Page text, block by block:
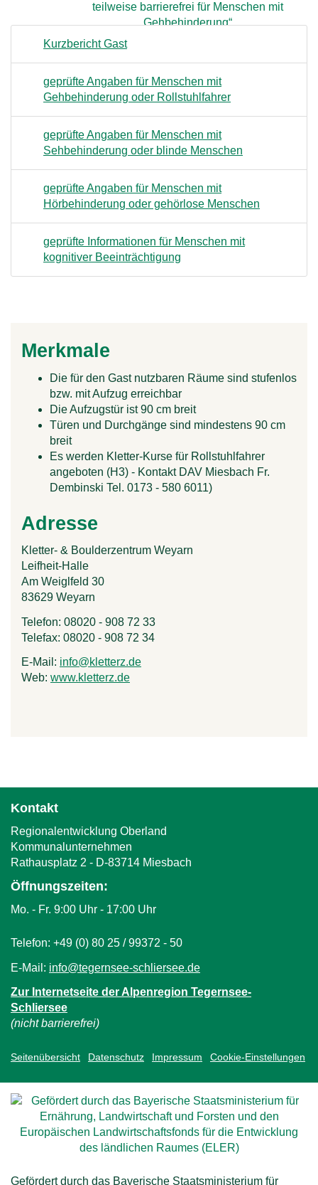
Kurzbericht Gast
geprüfte Angaben für Menschen mit
Gehbehinderung oder Rollstuhlfahrer
geprüfte Angaben für Menschen mit
Sehbehinderung oder blinde Menschen
geprüfte Angaben für Menschen mit
Hörbehinderung oder gehörlose Menschen
geprüfte Informationen für Menschen mit
kognitiver Beeinträchtigung
Merkmale
Die für den Gast nutzbaren Räume sind stufenlos
bzw. mit Aufzug erreichbar
Die Aufzugstür ist 90 cm breit
Türen und Durchgänge sind mindestens 90 cm
breit
Es werden Kletter-Kurse für Rollstuhlfahrer
angeboten (H3) - Kontakt DAV Miesbach Fr.
Dembinski Tel. 0173 - 580 6011)
Adresse
Kletter- & Boulderzentrum Weyarn
Leifheit-Halle
Am Weiglfeld 30
83629 Weyarn
Telefon: 08020 - 908 72 33
Telefax: 08020 - 908 72 34
E-Mail: info@kletterz.de
d
-
a
)
Web: www.kletterz.de
e
e
r
n
)
Kontakt
Regionalentwicklung Oberland
Kommunalunternehmen
Rathausplatz 2 - D-83714 Miesbach
Öffnungszeiten:
Mo. - Fr. 9:00 Uhr - 17:00 Uhr
Telefon: +49 (0) 80 25 / 99372 - 50
E-Mail: info@tegernsee-schliersee.de
i
e
s
e
-
m
Zur Internetseite der Alpenregion Tegernsee-
Schliersee
(nicht barrierefrei)
Seitenübersicht Datenschutz Impressum Cookie-Einstellungen
Gefördert durch das Bayerische Staatsministerium für